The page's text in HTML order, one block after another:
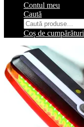
Contul meu
Caută
Caută
după:
Coș de cumpărături